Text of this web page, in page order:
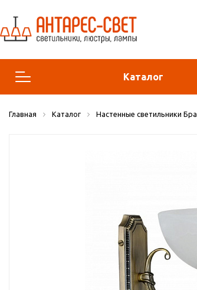
Каталог
Люстры и подвесы
Главная Каталог Настенные светильники Бра